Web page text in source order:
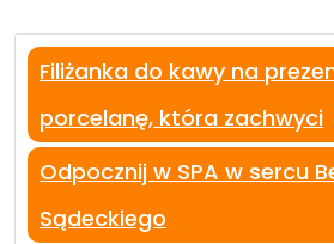
Filiżanka do kawy na
porcelanę, która zachwyci
Odpocznij w SPA w sercu
Sądeckiego